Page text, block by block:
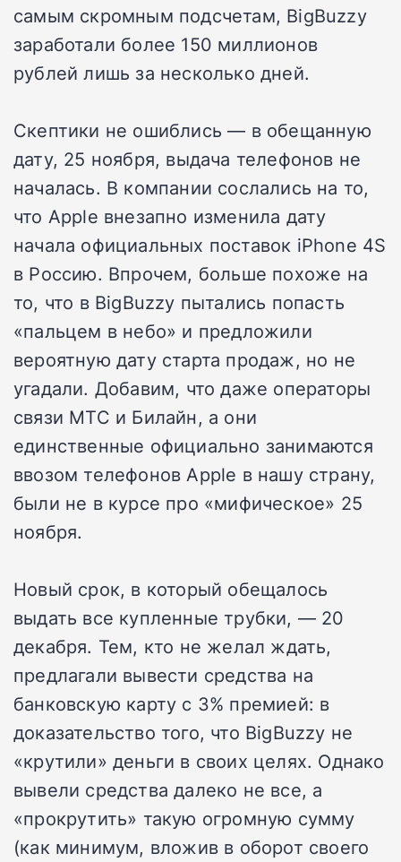
самым скромным подсчетам, BigBuzzy
заработали более 150 миллионов
рублей лишь за несколько дней.
Скептики не ошиблись — в обещанную
дату, 25 ноября, выдача телефонов не
началась. В компании сослались на то,
что Apple внезапно изменила дату
начала официальных поставок iPhone 4S
в Россию. Впрочем, больше похоже на
то, что в BigBuzzy пытались попасть
«пальцем в небо» и предложили
вероятную дату старта продаж, но не
угадали. Добавим, что даже операторы
связи МТС и Билайн, а они
единственные официально занимаются
ввозом телефонов Apple в нашу страну,
были не в курсе про «мифическое» 25
ноября.
Новый срок, в который обещалось
выдать все купленные трубки, — 20
декабря. Тем, кто не желал ждать,
предлагали вывести средства на
банковскую карту с 3% премией: в
доказательство того, что BigBuzzy не
«крутили» деньги в своих целях. Однако
вывели средства далеко не все, а
«прокрутить» такую огромную сумму
(как минимум, вложив в оборот своего